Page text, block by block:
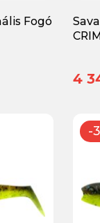
Fogó
4
-